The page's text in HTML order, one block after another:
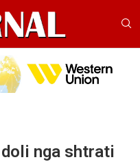
nga shtrati